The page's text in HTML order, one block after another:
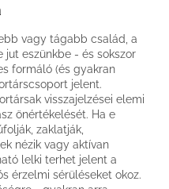
vagy tágabb család, a
jut eszünkbe - és sokszor
formáló (és gyakran
jelent.
visszajelzései elemi
önértékelését. Ha e
zaklatják,
nézik vagy aktívan
lelki terhet jelent a
érzelmi sérüléseket okoz.